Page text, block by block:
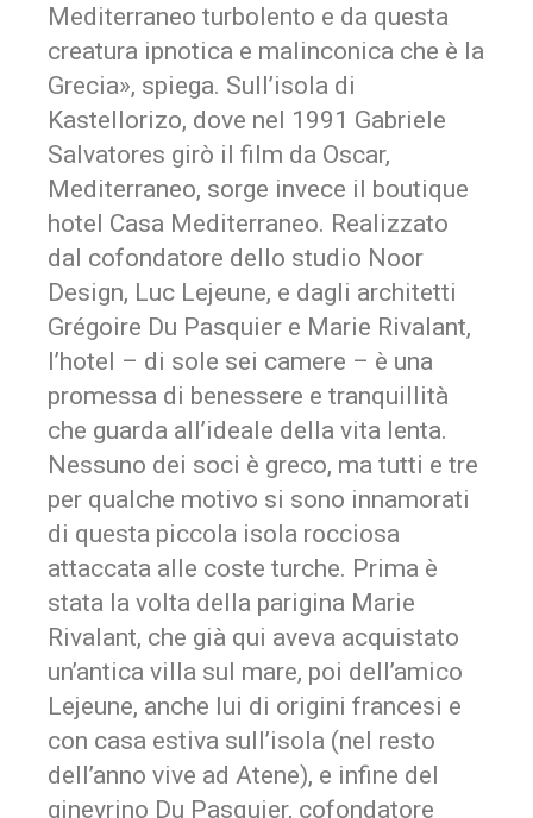
Mediterraneo turbolento e da questa
creatura ipnotica e malinconica che è la
Grecia», spiega. Sull’isola di
Kastellorizo, dove nel 1991 Gabriele
Salvatores girò il film da Oscar,
Mediterraneo, sorge invece il boutique
hotel Casa Mediterraneo. Realizzato
dal cofondatore dello studio Noor
Design, Luc Lejeune, e dagli architetti
Grégoire Du Pasquier e Marie Rivalant,
l’hotel – di sole sei camere – è una
promessa di benessere e tranquillità
che guarda all’ideale della vita lenta.
Nessuno dei soci è greco, ma tutti e tre
per qualche motivo si sono innamorati
di questa piccola isola rocciosa
attaccata alle coste turche. Prima è
stata la volta della parigina Marie
Rivalant, che già qui aveva acquistato
un’antica villa sul mare, poi dell’amico
Lejeune, anche lui di origini francesi e
con casa estiva sull’isola (nel resto
dell’anno vive ad Atene), e infine del
ginevrino Du Pasquier, cofondatore